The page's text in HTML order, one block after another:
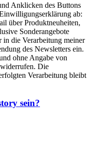
Anklicken des Buttons
ab:
über Produktneuheiten,
Sonderangebote
die Verarbeitung meiner
des Newsletters ein.
ohne Angabe von
Die
Verarbeitung bleibt
sein?